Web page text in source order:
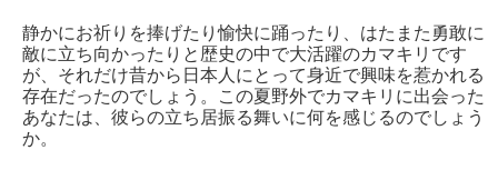
静かにお祈りを捧げたり愉快に踊ったり、はたまた勇敢に
敵に立ち向かったりと歴史の中で大活躍のカマキリです
が、それだけ昔から日本人にとって身近で興味を惹かれる
存在だったのでしょう。この夏野外でカマキリに出会った
あなたは、彼らの立ち居振る舞いに何を感じるのでしょう
か。